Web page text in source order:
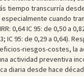
tiempo transcurría
especialmente cuando
0,64 IC 95: de 0,50 a
IC 95: de 0,29 a 0,64).
riesgos-costes, la
actividad preventiva
diaria desde hace